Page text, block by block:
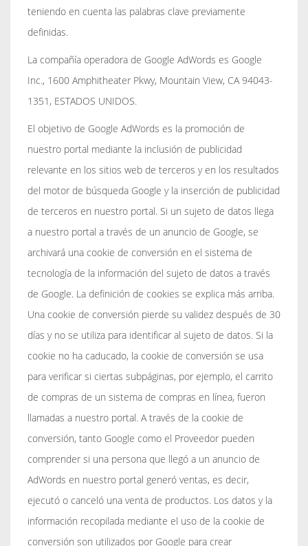
teniendo en cuenta las palabras clave previamente
definidas.
La compañía operadora de Google AdWords es Google
Inc., 1600 Amphitheater Pkwy, Mountain View, CA 94043-
1351, ESTADOS UNIDOS.
El objetivo de Google AdWords es la promoción de
nuestro portal mediante la inclusión de publicidad
relevante en los sitios web de terceros y en los resultados
del motor de búsqueda Google y la inserción de publicidad
de terceros en nuestro portal. Si un sujeto de datos llega
a nuestro portal a través de un anuncio de Google, se
archivará una cookie de conversión en el sistema de
tecnología de la información del sujeto de datos a través
de Google. La definición de cookies se explica más arriba.
Una cookie de conversión pierde su validez después de 30
días y no se utiliza para identificar al sujeto de datos. Si la
cookie no ha caducado, la cookie de conversión se usa
para verificar si ciertas subpáginas, por ejemplo, el carrito
de compras de un sistema de compras en línea, fueron
llamadas a nuestro portal. A través de la cookie de
conversión, tanto Google como el Proveedor pueden
comprender si una persona que llegó a un anuncio de
AdWords en nuestro portal generó ventas, es decir,
ejecutó o canceló una venta de productos. Los datos y la
información recopilada mediante el uso de la cookie de
conversión son utilizados por Google para crear